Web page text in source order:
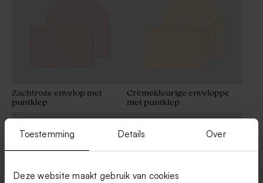
Toestemming Details Over
Deze website maakt gebruik van cookies
Zachtroze envelop met
puntklep
Crèmekleurige enveloppe
met puntklep